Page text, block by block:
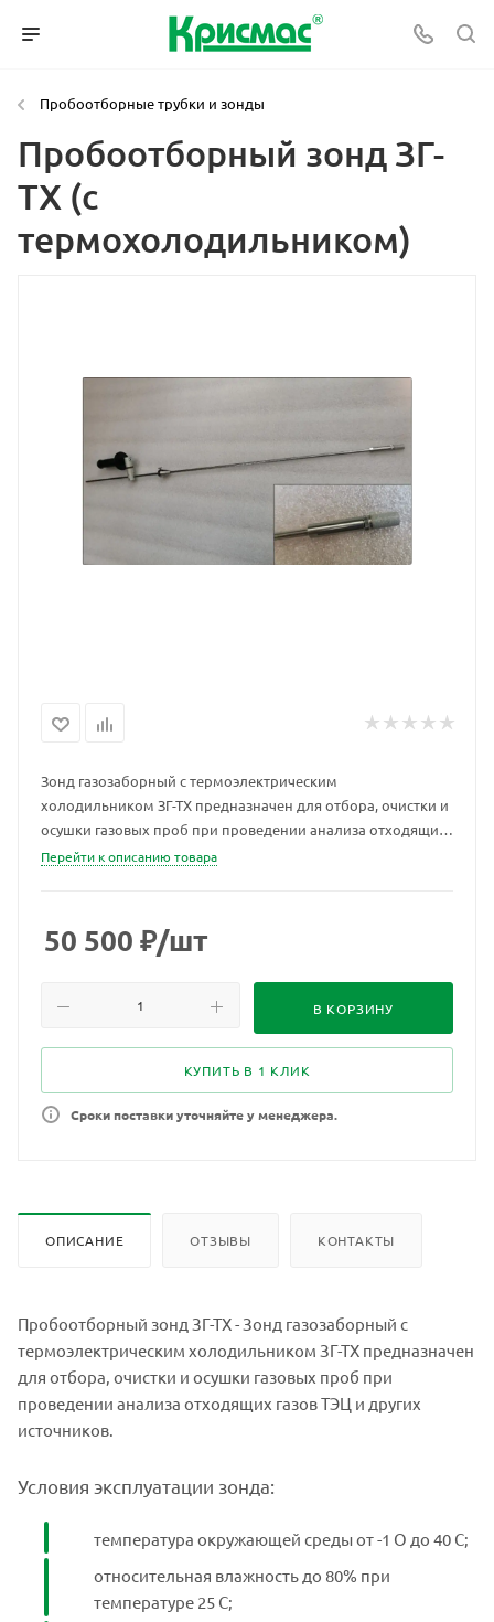
Пробоотборные трубки и зонды
Пробоотборный зонд ЗГ-
ТХ (с
термохолодильником)
Зонд газозаборный с термоэлектрическим
холодильником ЗГ-ТХ предназначен для отбора, очистки и
осушки газовых проб при проведении анализа отходящих
газов ТЭЦ и других источников.
Перейти к описанию товара
50 500 ₽/шт
В КОРЗИНУ
КУПИТЬ В 1 КЛИК
Сроки поставки уточняйте у менеджера.
ОПИСАНИЕ ОТЗЫВЫ КОНТАКТЫ
Пробоотборный зонд ЗГ-ТХ - Зонд газозаборный с
термоэлектрическим холодильником ЗГ-ТХ предназначен
для отбора, очистки и осушки газовых проб при
проведении анализа отходящих газов ТЭЦ и других
источников.
Условия эксплуатации зонда:
температура окружающей среды от -1 О до 40 С;
относительная влажность до 80% при
температуре 25 С;